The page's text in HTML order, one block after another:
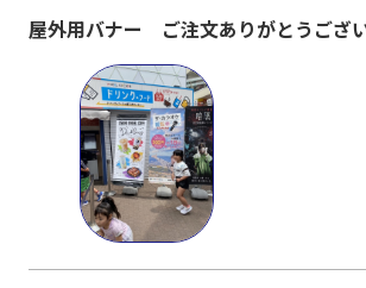
屋外用バナー ご注文ありがとうござい